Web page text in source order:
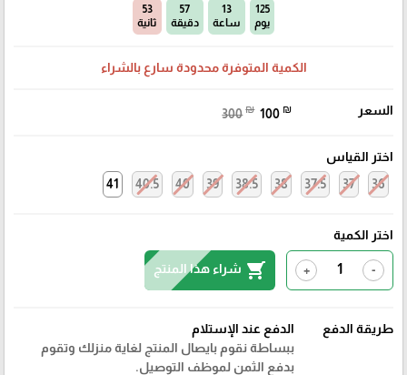
125
يوم
13
ساعة
57
دقيقة
52
ثانية
الكمية المتوفرة محدودة سارع بالشراء
السعر 300 ₪ 100 ₪
اختر القياس
36
37
37.5
38
38.5
39
40
40.5
41
اختر الكمية
-
+
shopping_cart شراء هذا المنتج
طريقة الدفع
الدفع عند الإستلام
ببساطة نقوم بايصال المنتج لغاية منزلك وتقوم
بدفع الثمن لموظف التوصيل.